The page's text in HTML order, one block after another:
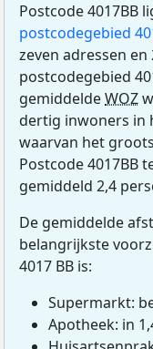
Postcode 4017BB
postcodegebied
zeven adressen
postcodegebied
gemiddeldeWOZ
dertig inwoners in
waarvan het
Postcode 4017BB
gemiddeld 2,4
De gemiddelde
belangrijkste
4017 BB is:
Supermarkt:
Apotheek: in